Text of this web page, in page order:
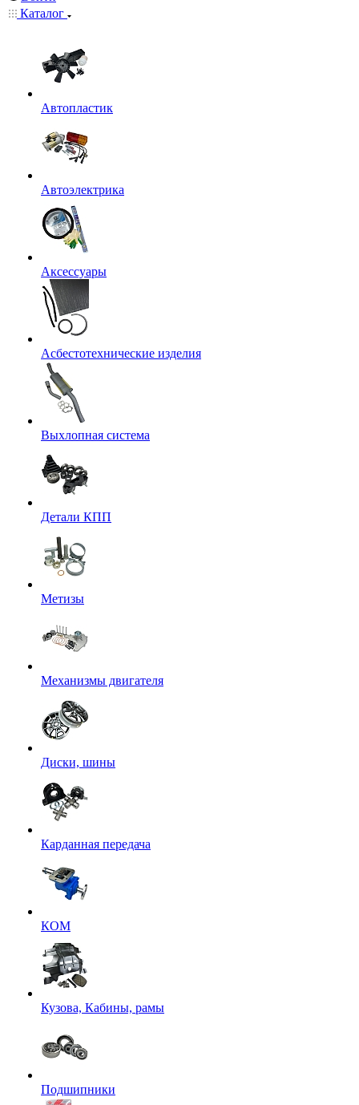
Каталог
Автопластик
Автоэлектрика
Аксессуары
Асбестотехнические изделия
Выхлопная система
Детали КПП
Метизы
Механизмы двигателя
Диски, шины
Карданная передача
КОМ
Кузова, Кабины, рамы
Подшипники